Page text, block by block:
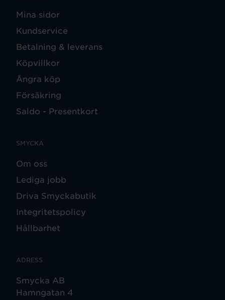
Mina sidor
Kundservice
Betalning & leverans
Köpvillkor
Ångra köp
Försäkring
Saldo - Presentkort
SMYCKA
Om oss
Lediga jobb
Driva Smyckabutik
Integritetspolicy
Hållbarhet
ADRESS
Smycka AB
Hamngatan 4